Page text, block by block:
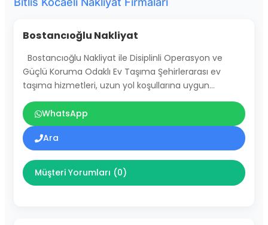
Bostancıoğlu Nakliyat
Bostancıoğlu Nakliyat ile Disiplinli Operasyon ve
Güçlü Koruma Odaklı Ev Taşıma Şehirlerarası ev
taşıma hizmetleri, uzun yol koşullarına uygun…
WhatsApp
Ara
Müşteri Yorumları (0)